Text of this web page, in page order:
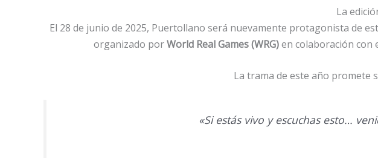
La
El 28 de junio de 2025, Puertollano será nuevamente protagonista de
organizado porWorld Real Games (WRG)en colaboración con
La trama de este año promete
«Si estás vivo y escuchas esto…